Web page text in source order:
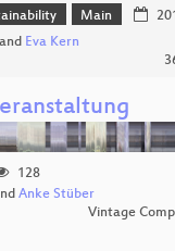
Main
and Eva Kern
128
Anke Stüber
Vintage